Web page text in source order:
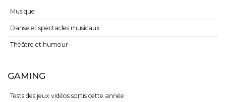
Musique
Danse et spectacles musicaux
Théâtre et humour
GAMING
Tests des jeux vidéos sortis cette année